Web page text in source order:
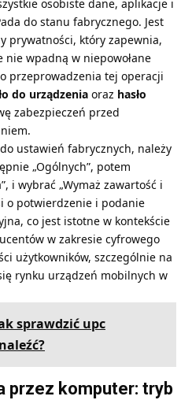
osobiste dane, aplikacje i
do stanu fabrycznego. Jest
prywatności, który zapewnia,
wpadną w niepowołane
przeprowadzenia tej operacji
do urządzenia oraz hasło
zabezpieczeń przed
ustawień fabrycznych, należy
„Ogólnych”, potem
i wybrać „Wymaż zawartość i
o potwierdzenie i podanie
co jest istotne w kontekście
w zakresie cyfrowego
użytkowników, szczególnie na
rynku urządzeń mobilnych w
sprawdzić upc
przez komputer: tryb